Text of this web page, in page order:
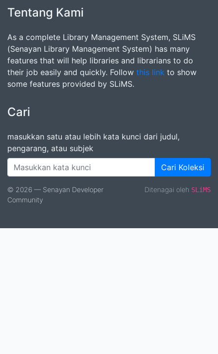
Tentang Kami
As a complete Library Management System, SLiMS
(Senayan Library Management System) has many
features that will help libraries and librarians to do
their job easily and quickly. Follow this link to show
some features provided by SLiMS.
Cari
masukkan satu atau lebih kata kunci dari judul,
pengarang, atau subjek
Cari Koleksi
© 2026 — Senayan Developer
Community
Ditenagai oleh SLiMS